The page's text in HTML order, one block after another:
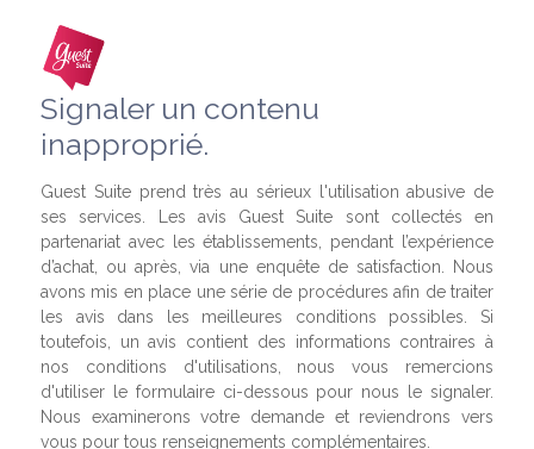
Signaler un contenu
inapproprié.
Guest Suite prend très au sérieux l'utilisation abusive de
ses services. Les avis Guest Suite sont collectés en
partenariat avec les établissements, pendant l’expérience
d’achat, ou après, via une enquête de satisfaction. Nous
avons mis en place une série de procédures afin de traiter
les avis dans les meilleures conditions possibles. Si
toutefois, un avis contient des informations contraires à
nos conditions d'utilisations, nous vous remercions
d'utiliser le formulaire ci-dessous pour nous le signaler.
Nous examinerons votre demande et reviendrons vers
vous pour tous renseignements complémentaires.